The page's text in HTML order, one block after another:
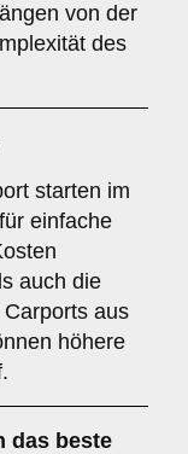
von der
des
starten im
einfache
auch die
aus
höhere
das beste